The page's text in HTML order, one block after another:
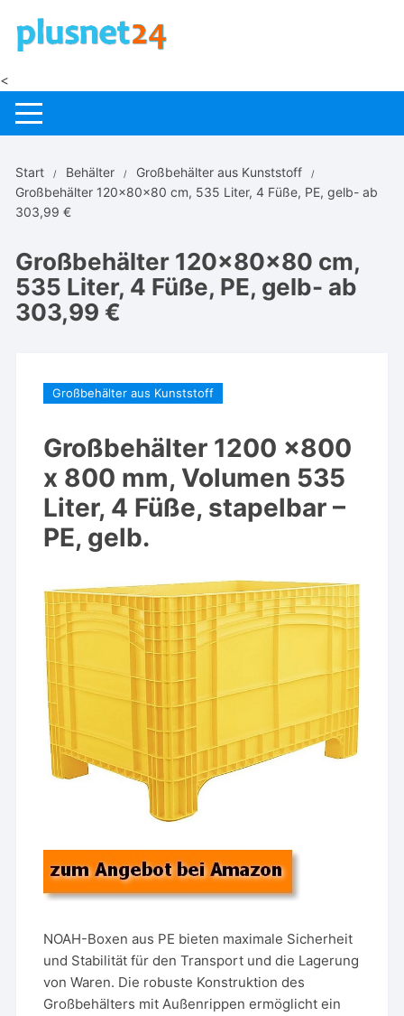
Inhalt
springen
<
Start Behälter
Großbehälter aus Kunststoff
Großbehälter 120x80x80 cm, 535 Liter, 4 Füße, PE, gelb- ab
303,99 €
Großbehälter 120x80x80 cm,
535 Liter, 4 Füße, PE, gelb- ab
303,99 €
Großbehälter aus Kunststoff
Großbehälter 1200 x800
x 800 mm, Volumen 535
Liter, 4 Füße, stapelbar –
PE, gelb.
NOAH-Boxen aus PE bieten maximale Sicherheit
und Stabilität für den Transport und die Lagerung
von Waren. Die robuste Konstruktion des
Großbehälters mit Außenrippen ermöglicht ein